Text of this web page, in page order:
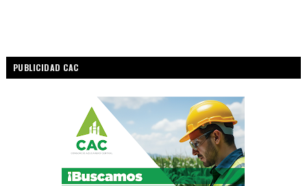
PUBLICIDAD CAC